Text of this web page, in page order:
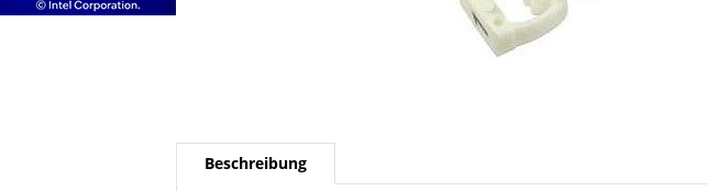
Beschreibung